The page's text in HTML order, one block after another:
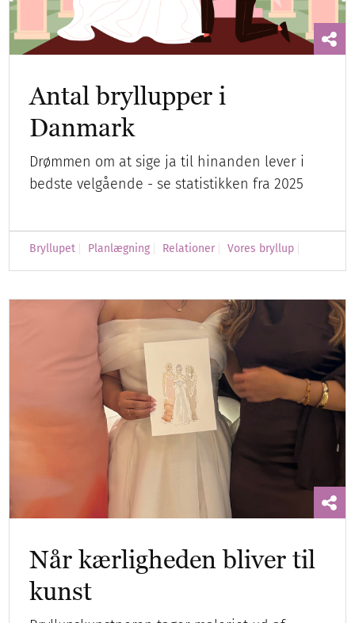
Antal bryllupper i
Danmark
Drømmen om at sige ja til hinanden lever i
bedste velgående - se statistikken fra 2025
Bryllupet Planlægning Relationer Vores bryllup
Når kærligheden bliver til
kunst